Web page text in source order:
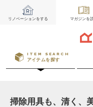
リノベーションをする マガジンを
ITEM SEARCH
アイテムを探す
掃除用具も、清く、